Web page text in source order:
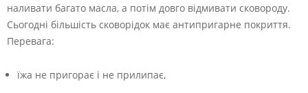
наливати багато масла, а потім довго відмивати сковороду.
Сьогодні більшість сковорідок має антипригарне покриття.
Перевага:
їжа не пригорає і не прилипає,